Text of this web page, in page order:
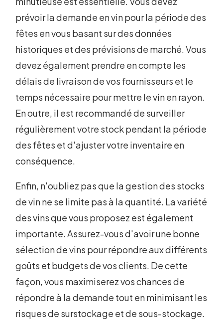
prévoir la demande en vin pour la période des
fêtes en vous basant sur des données
historiques et des prévisions de marché. Vous
devez également prendre en compte les
délais de livraison de vos fournisseurs et le
temps nécessaire pour mettre le vin en rayon.
En outre, il est recommandé de surveiller
régulièrement votre stock pendant la période
des fêtes et d'ajuster votre inventaire en
conséquence.
Enfin, n'oubliez pas que la gestion des stocks
de vin ne se limite pas à la quantité. La variété
des vins que vous proposez est également
importante. Assurez-vous d'avoir une bonne
sélection de vins pour répondre aux différents
goûts et budgets de vos clients. De cette
façon, vous maximiserez vos chances de
répondre à la demande tout en minimisant les
risques de surstockage et de sous-stockage.